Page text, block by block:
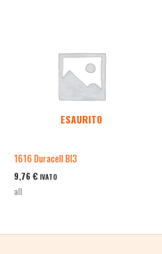
ESAURITO
1616 Duracell Bl3
9,76 € IVATO
all